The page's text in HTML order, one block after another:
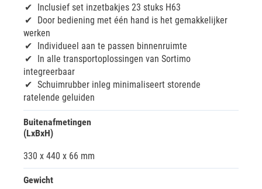
Inclusief set inzetbakjes 23 stuks H63
Door bediening met één hand is het gemakkelijker
werken
Individueel aan te passen binnenruimte
In alle transportoplossingen van Sortimo
integreerbaar
Schuimrubber inleg minimaliseert storende
ratelende geluiden
Buitenafmetingen
(LxBxH)
330 x 440 x 66 mm
Gewicht